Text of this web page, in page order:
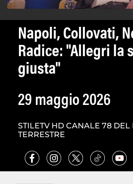
Napoli, Collovati,
Radice: "Allegri la
giusta"
29 maggio 2026
STILETV HD CANALE 78 DEL
TERRESTRE